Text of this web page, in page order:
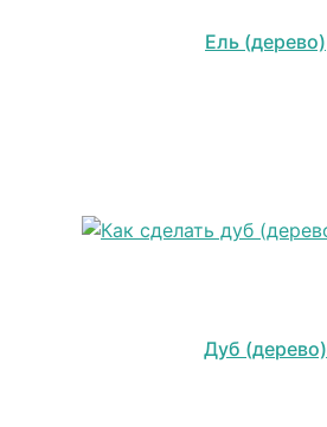
Ель (дерево)
Дуб (дерево)